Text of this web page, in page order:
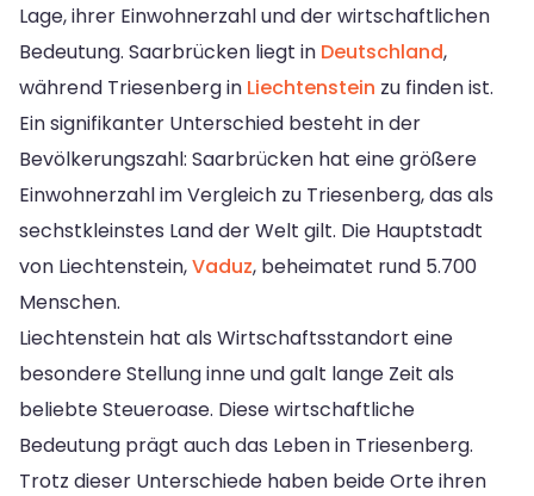
Lage, ihrer Einwohnerzahl und der wirtschaftlichen
Bedeutung. Saarbrücken liegt in Deutschland,
während Triesenberg in Liechtenstein zu finden ist.
Ein signifikanter Unterschied besteht in der
Bevölkerungszahl: Saarbrücken hat eine größere
Einwohnerzahl im Vergleich zu Triesenberg, das als
sechstkleinstes Land der Welt gilt. Die Hauptstadt
von Liechtenstein,Vaduz, beheimatet rund 5.700
Menschen.
Liechtenstein hat als Wirtschaftsstandort eine
besondere Stellung inne und galt lange Zeit als
beliebte Steueroase. Diese wirtschaftliche
Bedeutung prägt auch das Leben in Triesenberg.
Trotz dieser Unterschiede haben beide Orte ihren